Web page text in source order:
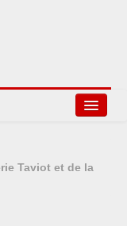
Taviot et de la